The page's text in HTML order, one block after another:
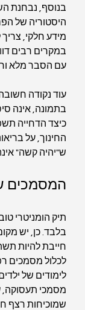
בנוסף, נבחנת
היסטוריה של
מידע חלקי,
במקרים רבים
עם הסבר מלא
עוד נקודה
בתמונה, אינה
כיצד הדחייה
החינוך, על
ש"יהיה קשה"
המסמכים
תיק הומניטרי
בלבד. כן, יש
חייבת להיות
לכלול מסמכים
לימודים של
מסמכי תעסוקה,
שמוכיחות רצף